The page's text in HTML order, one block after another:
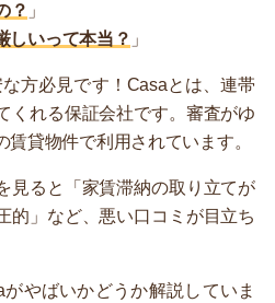
？ 」
しいって本当？ 」
方必見です！Casaとは、連帯
くれる保証会社です。審査がゆ
貸物件で利用されています。
見ると「家賃滞納の取り立てが
的」など、悪い口コミが目立ち
やばいかどうか解説していま